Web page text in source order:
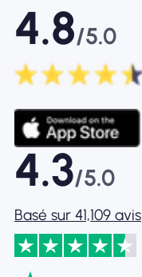
4.8/5.0
4.3/5.0
Basé sur 41,109 avis